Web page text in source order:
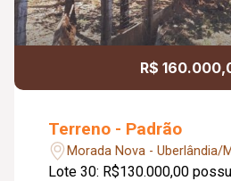
R$
Terreno - Padrão
Morada Nova - Uberlândia/
Lote 30: R$130.000,00